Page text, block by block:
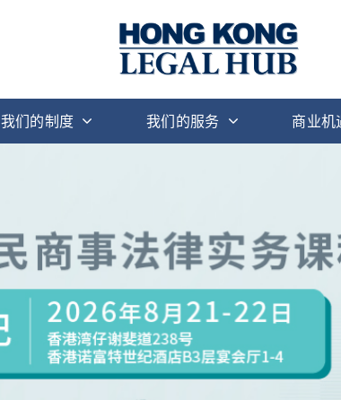
我们的制度 我们的服务 商业机